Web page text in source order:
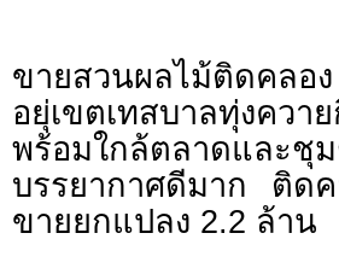
ขายสวนผลไม้ติดคลอ
อยุ่เขตเทสบาลทุ่งค
พร้อมใกล้ตลาดและ
บรรยากาศดีมาก ติด
ขายยกแปลง 2.2 ล้าน